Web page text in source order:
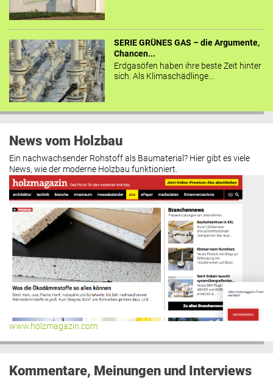
SERIE GRÜNES GAS – die Argumente,
Chancen...
Erdgasöfen haben ihre beste Zeit hinter
sich. Als Klimaschädlinge...
News vom Holzbau
Ein nachwachsender Rohstoff als Baumaterial? Hier gibt es viele
News, wie der moderne Holzbau funktioniert.
www.holzmagazin.com
Kommentare, Meinungen und Interviews